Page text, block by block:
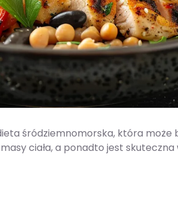
śródziemnomorska, która może
ciała, a ponadto jest